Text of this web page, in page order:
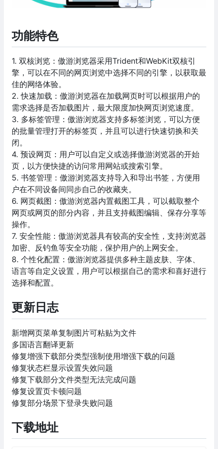
功能特色
1. 双核浏览：傲游浏览器采用Trident和WebKit双核引
擎，可以在不同的网页浏览中选择不同的引擎，以获取最
佳的网络体验。
2. 快速加载：傲游浏览器在加载网页时可以根据用户的
需求选择是否加载图片，最大限度加快网页浏览速度。
3. 多标签管理：傲游浏览器支持多标签浏览，可以方便
的批量管理打开的标签页，并且可以进行快速切换和关
闭。
4. 预设网页：用户可以自定义或选择傲游浏览器的开始
页，以方便快捷的访问常用网站或搜索引擎。
5. 书签管理：傲游浏览器支持导入和导出书签，方便用
户在不同设备间同步自己的收藏夹。
6. 网页截图：傲游浏览器内置截图工具，可以截取整个
网页或网页的部分内容，并且支持截图编辑、保存分享等
操作。
7. 安全性能：傲游浏览器具有较高的安全性，支持浏览器
加密、反钓鱼等安全功能，保护用户的上网安全。
8. 个性化配置：傲游浏览器提供多种主题皮肤、字体、
语言等自定义设置，用户可以根据自己的需求和喜好进行
选择和配置。
更新日志
新增网页菜单复制图片可粘贴为文件
多国语言翻译更新
修复增强下载部分类型强制使用增强下载的问题
修复状态栏显示设置失效问题
修复下载部分文件类型无法完成问题
修复设置页卡顿问题
修复部分场景下登录失败问题
下载地址